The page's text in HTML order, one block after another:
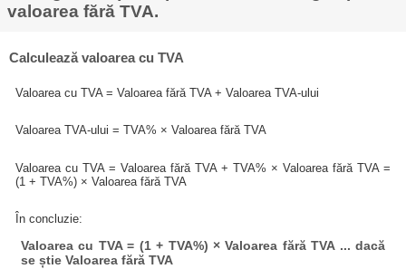
valoarea fără TVA.
Calculează valoarea cu TVA
Valoarea cu TVA = Valoarea fără TVA + Valoarea TVA-ului
Valoarea TVA-ului = TVA% × Valoarea fără TVA
Valoarea cu TVA = Valoarea fără TVA + TVA% × Valoarea fără TVA =
(1 + TVA%) × Valoarea fără TVA
În concluzie:
Valoarea cu TVA = (1 + TVA%) × Valoarea fără TVA ... dacă
se știe Valoarea fără TVA